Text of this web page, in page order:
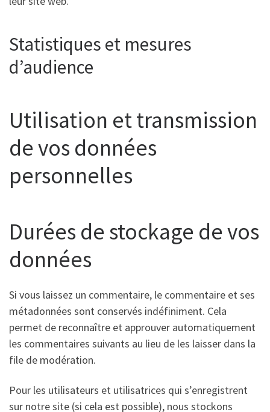
Statistiques et mesures
d’audience
Utilisation et transmission
de vos données
personnelles
Durées de stockage de vos
données
Si vous laissez un commentaire, le commentaire et ses
métadonnées sont conservés indéfiniment. Cela
permet de reconnaître et approuver automatiquement
les commentaires suivants au lieu de les laisser dans la
file de modération.
Pour les utilisateurs et utilisatrices qui s’enregistrent
sur notre site (si cela est possible), nous stockons